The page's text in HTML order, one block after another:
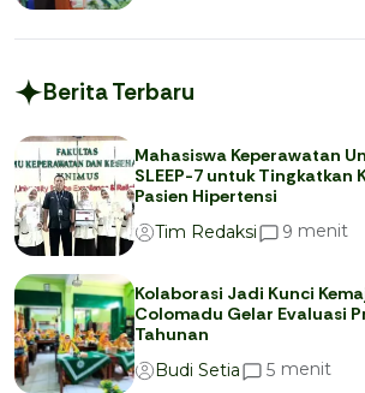
Berita Terbaru
Mahasiswa Keperawatan
SLEEP-7 untuk Tingkatkan
Pasien Hipertensi
Tim Redaksi
9 menit
Kolaborasi Jadi Kunci
Colomadu Gelar Evaluasi
Tahunan
Budi Setia
5 menit